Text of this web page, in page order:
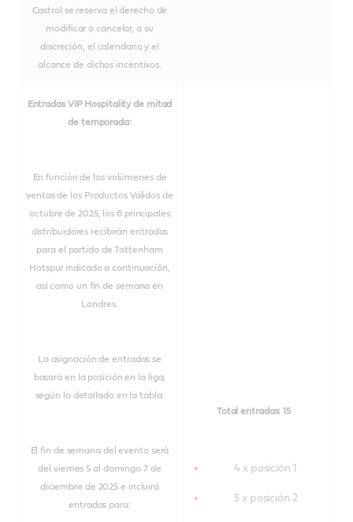
Castrol se reserva el derecho de
modificar o cancelar, a su
discreción, el calendario y el
alcance de dichos incentivos.
Entradas VIP Hospitality de mitad
de temporada:
En función de los volúmenes de
ventas de los Productos Válidos de
octubre de 2025, los 6 principales
distribuidores recibirán entradas
para el partido de Tottenham
Hotspur indicado a continuación,
así como un fin de semana en
Londres.
La asignación de entradas se
basará en la posición en la liga,
según lo detallado en la tabla.
El fin de semana del evento será
del viernes 5 al domingo 7 de
diciembre de 2025 e incluirá
entradas para:
Total entradas: 15
4 x posición 1
3 x posición 2